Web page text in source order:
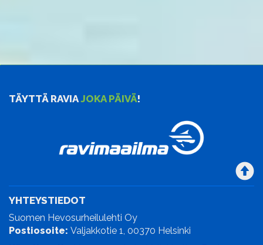
TÄYTTÄ RAVIAJOKA PÄIVÄ!
YHTEYSTIEDOT
Suomen Hevosurheilulehti Oy
Postiosoite: Valjakkotie 1, 00370 Helsinki